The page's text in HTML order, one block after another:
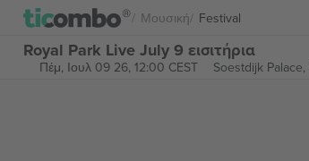
Μουσική Festival
Royal Park Live July 9 εισιτήρια
Πέμ, Ιουλ 09 26, 12:00 CEST Soestdijk Palace,